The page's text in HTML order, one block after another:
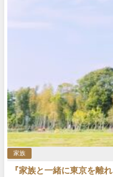
家族
『家族と一緒に東京を離